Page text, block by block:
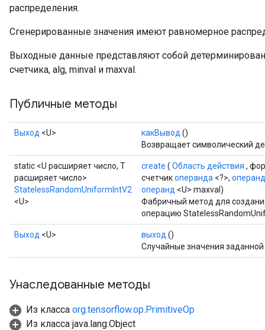
распределения.
Сгенерированные значения имеют равномерное
Выходные данные представляют собой
счетчика, alg, minval и maxval.
Публичные методы
Выход <U> какВывод ()
Возвращает символический
static <U расширяет число, T
расширяет число>
StatelessRandomUniformIntV2
<U>
create ( Область действия ,
счетчикоперанда <?>, операнд
операнд <U> maxval)
Фабричный метод для
операцию
Выход <U> выход ()
Случайные значения
Унаследованные методы
Из класса org.tensorflow.op.PrimitiveOp
Из класса java.lang.Object